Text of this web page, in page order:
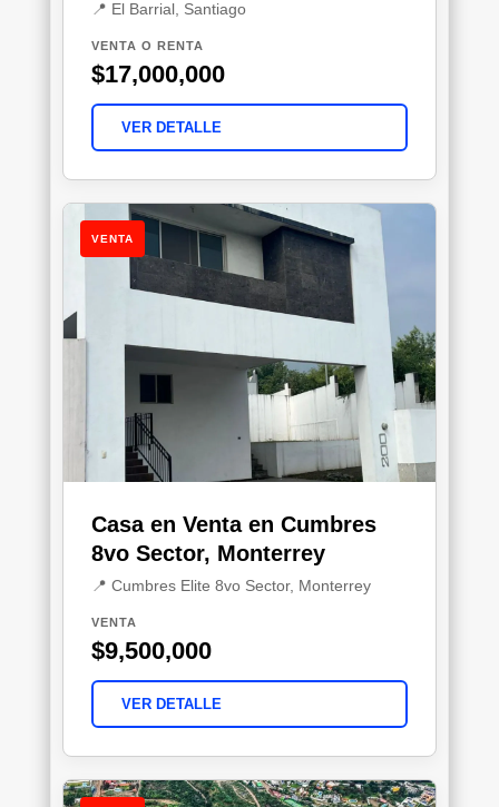
📍 El Barrial, Santiago
VENTA O RENTA
$17,000,000
VER DETALLE
VENTA
Casa en Venta en Cumbres
8vo Sector, Monterrey
📍 Cumbres Elite 8vo Sector, Monterrey
VENTA
$9,500,000
VER DETALLE